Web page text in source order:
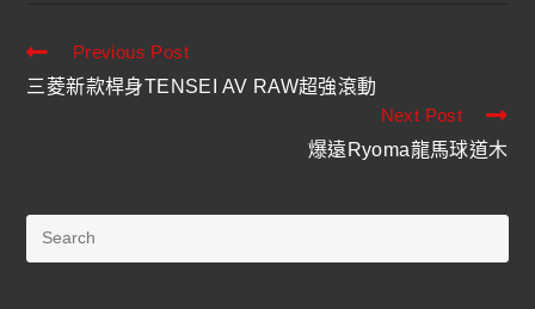
Previous Post
三菱新款桿身TENSEI AV RAW超強滾動
Next Post
爆遠Ryoma龍馬球道木